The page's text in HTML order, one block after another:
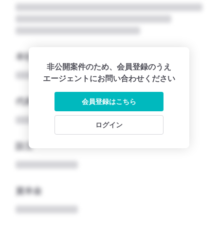
本社所在地名
代表者
設立
資本金
非公開案件のため、会員登録のうえ
エージェントにお問い合わせください
会員登録はこちら
ログイン